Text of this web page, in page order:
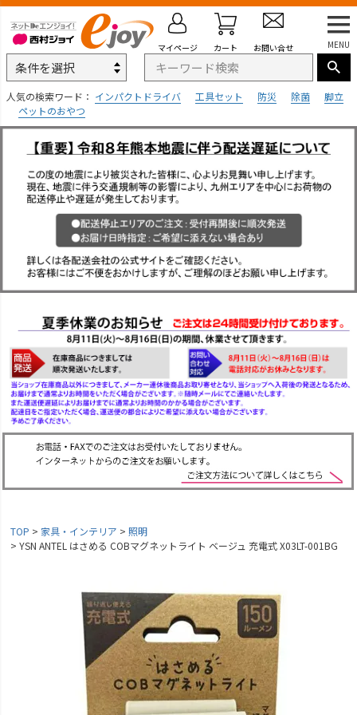
MENU
人気の検索ワード： インパクトドライバ 工具セット 防災 除菌
脚立
ペットのおやつ
マイページ カート お問い合せ
TOP 家具・インテリア
照明
YSN ANTEL はさめる COBマグネットライト ベージュ 充電式 X03LT-001BG